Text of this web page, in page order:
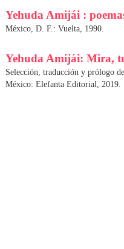
Yehuda Amijái :
México, D. F.: Vuelta, 1990.
Yehuda Amijái: Mira,
Selección, traducción y prólogo
México: Elefanta Editorial, 2019.